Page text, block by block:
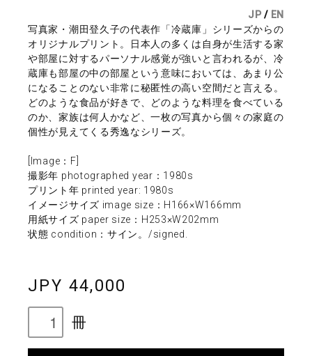
JP / EN
写真家・潮田登久子の代表作「冷蔵庫」シリーズからの
オリジナルプリント。日本人の多くは自身が生活する家
や部屋に対するパーソナル感覚が強いと言われるが、冷
蔵庫も部屋の中の部屋という意味においては、あまり公
になることのない非常に秘匿性の高い空間だと言える。
どのような食品が好きで、どのような料理を食べている
のか、家族は何人かなど、一枚の写真から個々の家庭の
個性が見えてくる秀逸なシリーズ。
[Image：F]
撮影年 photographed year：1980s
プリント年 printed year: 1980s
イメージサイズ image size：H166×W166mm
用紙サイズ paper size：H253×W202mm
状態 condition：サイン。/signed.
JPY 44,000
冊